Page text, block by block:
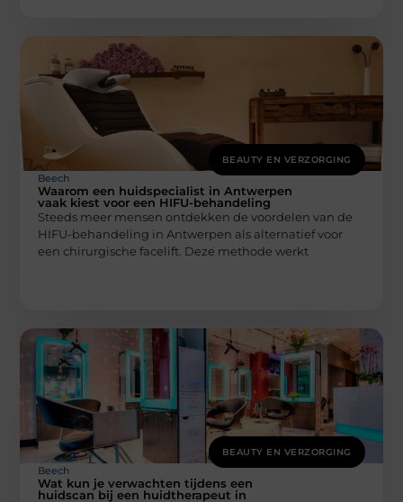
BEAUTY EN VERZORGING
Beech
Waarom een huidspecialist in Antwerpen
vaak kiest voor een HIFU-behandeling
Steeds meer mensen ontdekken de voordelen van de
HIFU-behandeling in Antwerpen als alternatief voor
een chirurgische facelift. Deze methode werkt
BEAUTY EN VERZORGING
Beech
Wat kun je verwachten tijdens een
huidscan bij een huidtherapeut in